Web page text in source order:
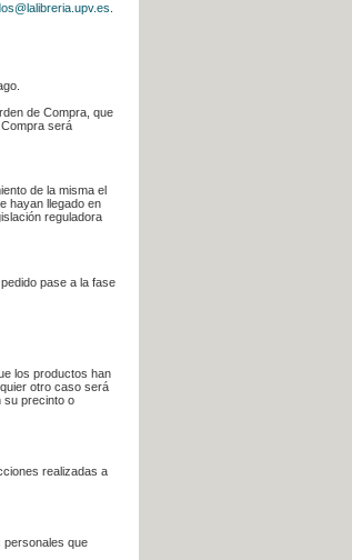
de Compra, que
será
de la misma el
hayan llegado en
reguladora
pase a la fase
los productos han
otro caso será
su precinto o
realizadas a
personales que